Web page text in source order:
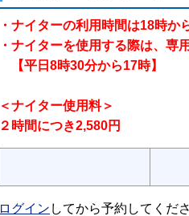
・ナイターの利用時間は18時か
・ナイターを使用する際は、専
【平日8時30分から17時】
＜ナイター使用料＞
２時間につき2,580円
ログイン してから予約してくださ